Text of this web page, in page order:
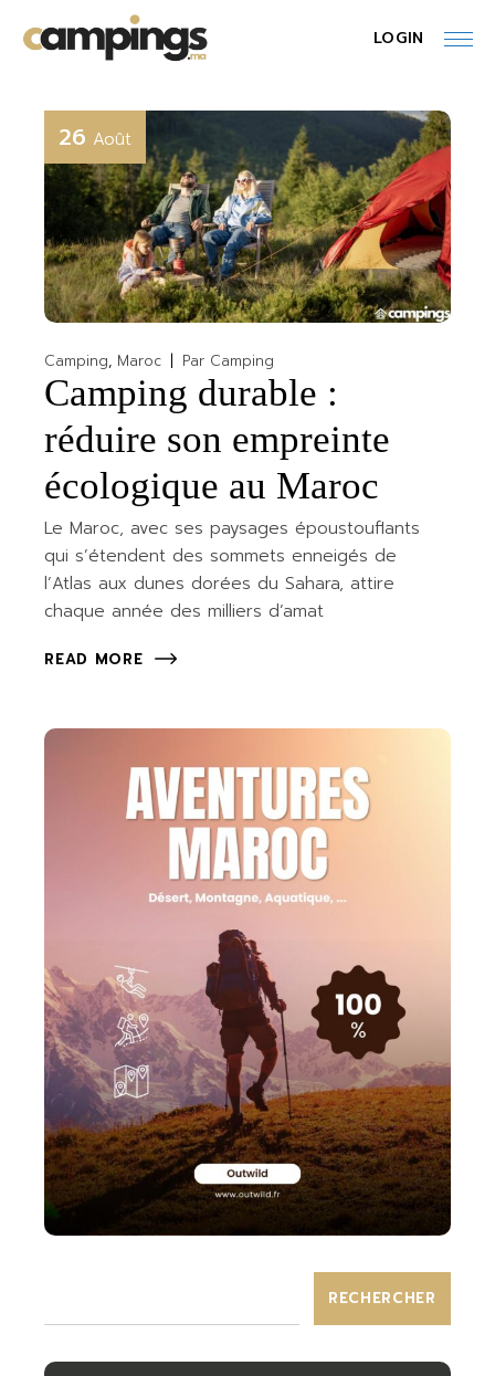
the
content
LOGIN
26 Août
Camping Maroc Par Camping
Camping durable :
réduire son empreinte
écologique au Maroc
Le Maroc, avec ses paysages époustouflants
qui s’étendent des sommets enneigés de
l’Atlas aux dunes dorées du Sahara, attire
chaque année des milliers d’amat
READ MORE
RECHERCHER